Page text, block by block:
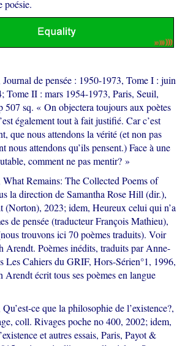
poésie.
de pensée : 1950-1973, Tome I : juin
Tome II : mars 1954-1973, Paris, Seuil,
sq. « On objectera toujours aux poètes
également tout à fait justifié. Car c’est
que nous attendons la vérité (et non pas
nous attendons qu’ils pensent.) Face à une
comment ne pas mentir? »
Remains: The Collected Poems of
la direction de Samantha Rose Hill (dir.),
2023; idem, Heureux celui qui n’a
de pensée (traducteur François Mathieu),
trouvons ici 70 poèmes traduits). Voir
Arendt. Poèmes inédits, traduits par Anne-
Les Cahiers du GRIF, Hors-Sérien°1, 1996,
écrit tous ses poèmes en langue
ce que la philosophie de l’existence?,
coll. Rivages poche no 400, 2002; idem,
et autres essais, Paris, Payot &